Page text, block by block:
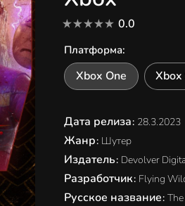
0.0
Платформа:
Xbox One Xbox
Дата релиза: 28.3.2023
Жанр: Шутер
Издатель: Devolver
Разработчик: Flying
Русское название: